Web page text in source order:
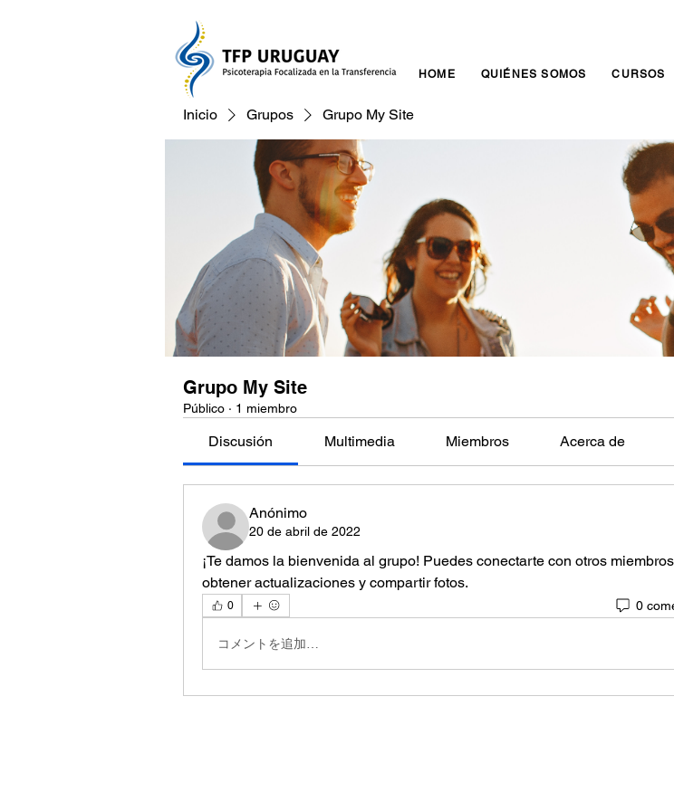
HOME QUIÉNES SOMOS CURSOS
Inicio Grupos Grupo My Site
Grupo My Site
Público · 1 miembro
Discusión Multimedia Miembros Acerca de
Anónimo
20 de abril de 2022
¡Te damos la bienvenida al grupo! Puedes conectarte con otros
obtener actualizaciones y compartir fotos.
0 0
コメントを追加…